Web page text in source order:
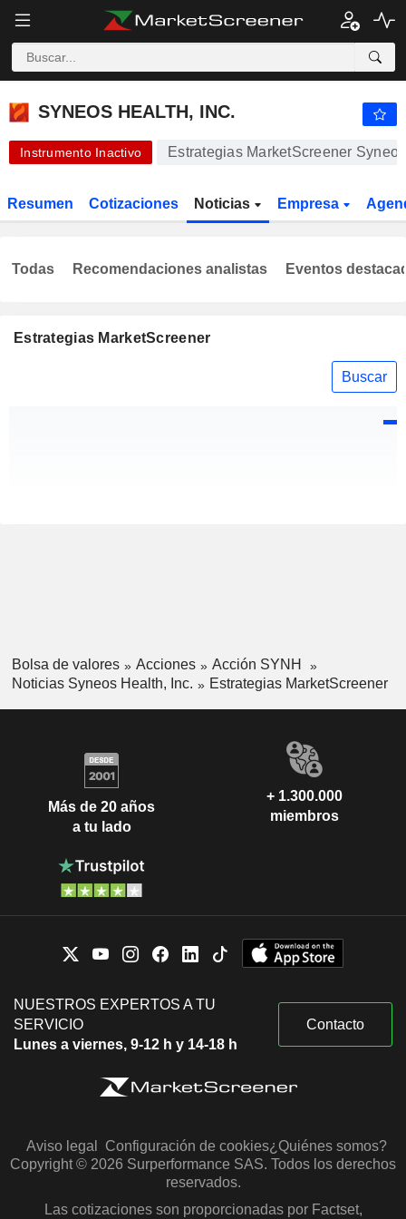
SYNEOS HEALTH, INC.
SYNEOS HEALTH, INC.
Instrumento Inactivo Estrategias MarketScreener
Resumen Cotizaciones Noticias Empresa
Estrategias MarketScreener
Buscar
Todas Recomendaciones analistas Eventos
Bolsa de valores Acciones
Acción SYNH
Noticias Syneos Health, Inc.
Estrategias MarketScreener
Más de 20 años
a tu lado
+ 1.300.000
miembros
NUESTROS EXPERTOS A TU
SERVICIO
Lunes a viernes, 9-12 h y 14-18 h
Contacto
Aviso legal Configuración de cookies¿Quiénes somos?
Copyright © 2026 Surperformance SAS. Todos los derechos
reservados.
Las cotizaciones son proporcionadas por Factset,